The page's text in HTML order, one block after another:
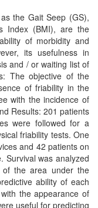
the Gait Seep (GS),
Index (BMI), are the
of morbidity and
its usefulness in
and / or waiting list of
The objective of the
of friability in the
with the incidence of
Results: 201 patients
were followed for a
friability tests. One
and 42 patients on
Survival was analyzed
of the area under the
ability of each
the appearance of
useful for predicting